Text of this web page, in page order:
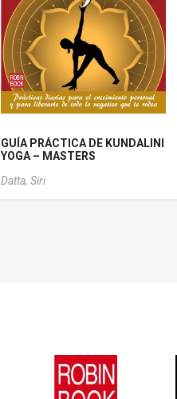
GUÍA PRÁCTICA DE KUNDALINI
YOGA – MASTERS
Datta, Siri